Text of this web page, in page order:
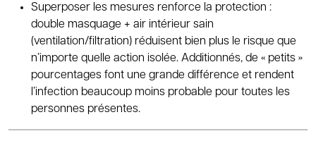
Superposer les mesures renforce la protection :
double masquage + air intérieur sain
(ventilation/filtration) réduisent bien plus le risque que
n’importe quelle action isolée. Additionnés, de « petits »
pourcentages font une grande différence et rendent
l’infection beaucoup moins probable pour toutes les
personnes présentes.